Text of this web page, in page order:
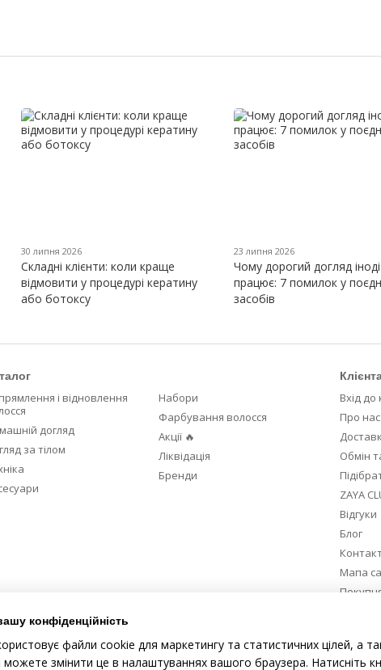
30 липня 2026
Складні клієнти: коли краще
відмовити у процедурі кератину
або ботоксу
23 липня 2026
Чому дорогий догляд
працює: 7 помилок у
засобів
і відновлення
догляд
за тілом
Набори
Фарбування волосся
Акції 🔥
Ліквідація
Бренди
Вхід до
Про нас
Обмін
ZAYA
Відгуки
Блог
Мапа
конфіденційність
файли cookie для маркетингу та статистичних цілей, а
змінити це в налаштуваннях вашого браузера. Натисніть